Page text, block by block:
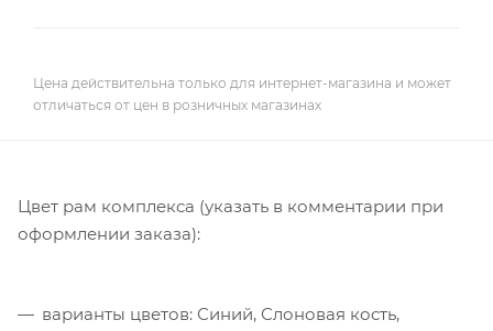
Цена действительна только для интернет-магазина и может
отличаться от цен в розничных магазинах
Цвет рам комплекса (указать в комментарии при
оформлении заказа):
варианты цветов: Синий, Слоновая кость,